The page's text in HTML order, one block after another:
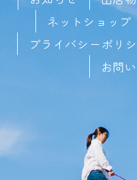
ネットショップ
プライバシーポリ
お問